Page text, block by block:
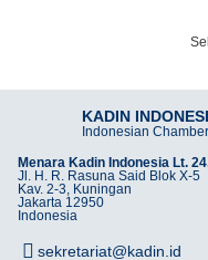
KADIN
Indonesian
Menara Kadin Indonesia Lt.
Jl. H. R. Rasuna Said Blok X-5
Kav. 2-3, Kuningan
Jakarta 12950
Indonesia
sekretariat@kadin.id